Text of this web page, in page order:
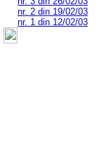
nr. 2 din 19/02/03
nr. 1 din 12/02/03